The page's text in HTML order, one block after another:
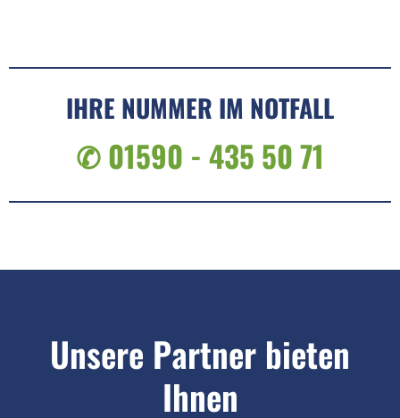
IHRE NUMMER IM NOTFALL
✆ 01590 - 435 50 71
Unsere Partner bieten
Ihnen